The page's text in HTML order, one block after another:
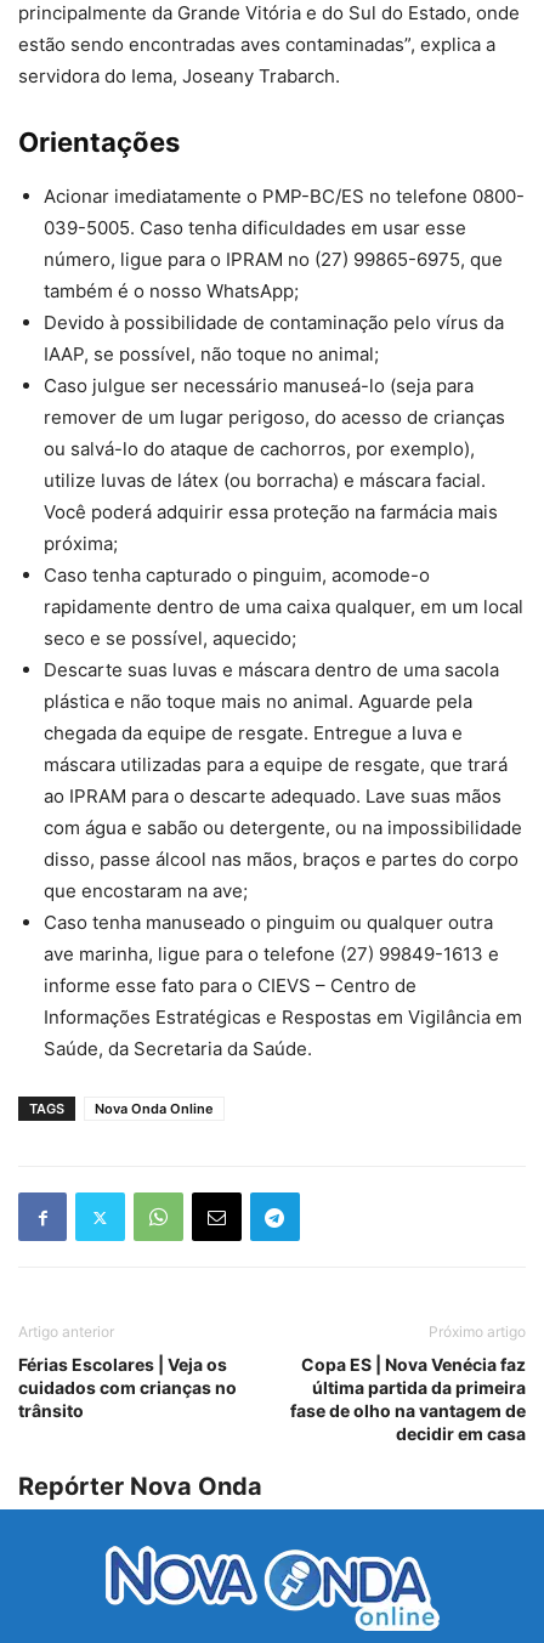
principalmente da Grande Vitória e do Sul do Estado, onde
estão sendo encontradas aves contaminadas”, explica a
servidora do Iema, Joseany Trabarch.
Orientações
Acionar imediatamente o PMP-BC/ES no telefone 0800-
039-5005. Caso tenha dificuldades em usar esse
número, ligue para o IPRAM no (27) 99865-6975, que
também é o nosso WhatsApp;
Devido à possibilidade de contaminação pelo vírus da
IAAP, se possível, não toque no animal;
Caso julgue ser necessário manuseá-lo (seja para
remover de um lugar perigoso, do acesso de crianças
ou salvá-lo do ataque de cachorros, por exemplo),
utilize luvas de látex (ou borracha) e máscara facial.
Você poderá adquirir essa proteção na farmácia mais
próxima;
Caso tenha capturado o pinguim, acomode-o
rapidamente dentro de uma caixa qualquer, em um local
seco e se possível, aquecido;
Descarte suas luvas e máscara dentro de uma sacola
plástica e não toque mais no animal. Aguarde pela
chegada da equipe de resgate. Entregue a luva e
máscara utilizadas para a equipe de resgate, que trará
ao IPRAM para o descarte adequado. Lave suas mãos
com água e sabão ou detergente, ou na impossibilidade
disso, passe álcool nas mãos, braços e partes do corpo
que encostaram na ave;
Caso tenha manuseado o pinguim ou qualquer outra
ave marinha, ligue para o telefone (27) 99849-1613 e
informe esse fato para o CIEVS – Centro de
Informações Estratégicas e Respostas em Vigilância em
Saúde, da Secretaria da Saúde.
TAGS Nova Onda Online
Artigo anterior
Férias Escolares | Veja os
cuidados com crianças no
trânsito
Próximo artigo
Copa ES | Nova Venécia faz
última partida da primeira
fase de olho na vantagem de
decidir em casa
Repórter Nova Onda